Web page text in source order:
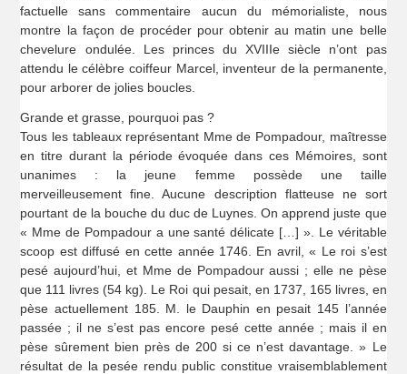
factuelle sans commentaire aucun du mémorialiste, nous
montre la façon de procéder pour obtenir au matin une belle
chevelure ondulée. Les princes du XVIIIe siècle n’ont pas
attendu le célèbre coiffeur Marcel, inventeur de la permanente,
pour arborer de jolies boucles.
Grande et grasse, pourquoi pas ?
Tous les tableaux représentant Mme de Pompadour, maîtresse
en titre durant la période évoquée dans ces Mémoires, sont
unanimes : la jeune femme possède une taille
merveilleusement fine. Aucune description flatteuse ne sort
pourtant de la bouche du duc de Luynes. On apprend juste que
« Mme de Pompadour a une santé délicate […] ». Le véritable
scoop est diffusé en cette année 1746. En avril, « Le roi s’est
pesé aujourd’hui, et Mme de Pompadour aussi ; elle ne pèse
que 111 livres (54 kg). Le Roi qui pesait, en 1737, 165 livres, en
pèse actuellement 185. M. le Dauphin en pesait 145 l’année
passée ; il ne s’est pas encore pesé cette année ; mais il en
pèse sûrement bien près de 200 si ce n’est davantage. » Le
résultat de la pesée rendu public constitue vraisemblablement